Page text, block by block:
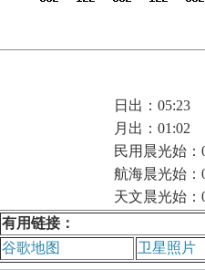
日出：05:23
月出：01:02
民用晨光始：
航海晨光始：
天文晨光始：
有用链接：
谷歌地图
卫星照片